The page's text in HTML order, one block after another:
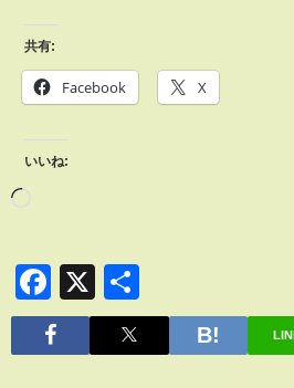
共有:
Facebook X
いいね:
Facebook
X
有